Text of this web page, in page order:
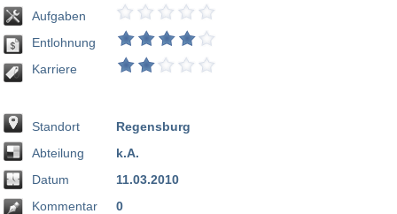
Aufgaben
Entlohnung
Karriere
Standort
Abteilung
Datum
Kommentar
Regensburg
k.A.
11.03.2010
0